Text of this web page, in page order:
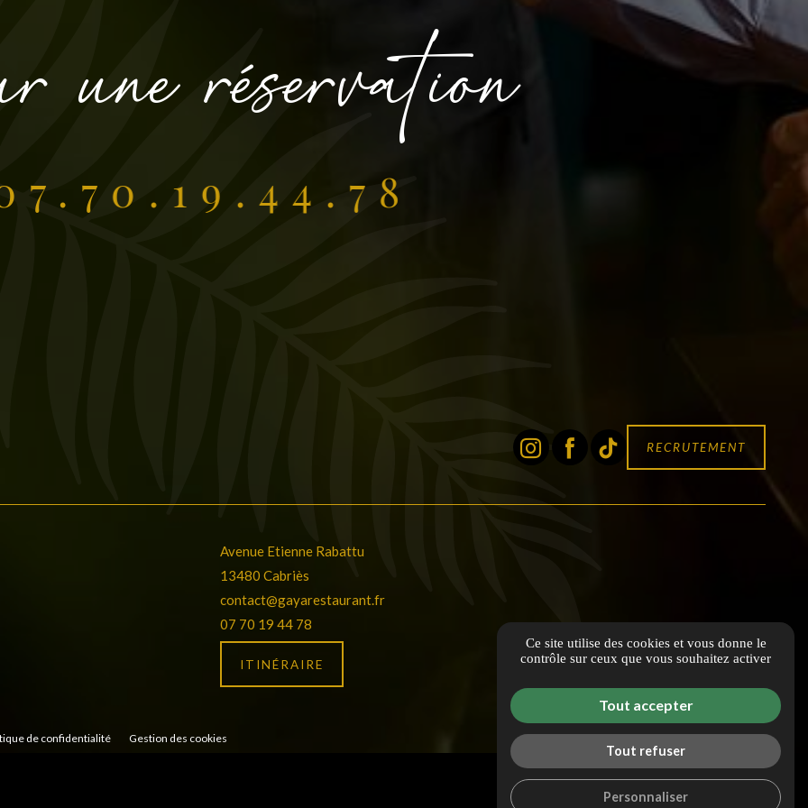
r une réservation
RECRUTEMENT
Avenue Etienne Rabattu
13480 Cabriès
contact@gayarestaurant.fr
07 70 19 44 78
ITINÉRAIRE
de confidentialité Gestion des cookies
Ce site utilise des cookies et vous donne le
contrôle sur ceux que vous souhaitez activer
Tout accepter
Tout refuser
Personnaliser